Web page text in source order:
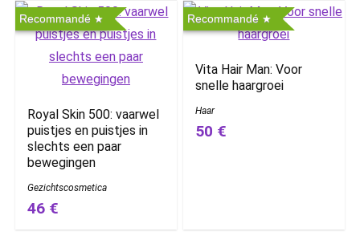
Recommandé
Royal Skin 500: vaarwel
puistjes en puistjes in
slechts een paar
bewegingen
Gezichtscosmetica
46 €
Recommandé
Vita Hair Man: Voor
snelle haargroei
Haar
50 €